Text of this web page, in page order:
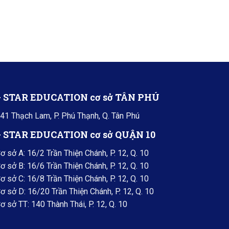
STAR EDUCATION cơ sở TÂN PHÚ
Thạch Lam, P. Phú Thạnh, Q. Tân Phú
STAR EDUCATION cơ sở QUẬN 10
sở A: 16/2 Trần Thiện Chánh, P. 12, Q. 10
sở B: 16/6 Trần Thiện Chánh, P. 12, Q. 10
sở C: 16/8 Trần Thiện Chánh, P. 12, Q. 10
sở D: 16/20 Trần Thiện Chánh, P. 12, Q. 10
sở TT: 140 Thành Thái, P. 12, Q. 10